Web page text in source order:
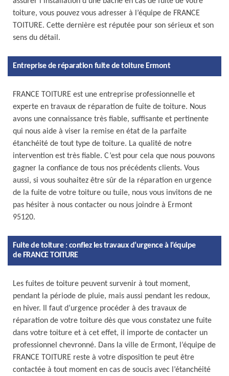
toiture, vous pouvez vous adresser à l’équipe de FRANCE
TOITURE. Cette dernière est réputée pour son sérieux et son
sens du détail.
Entreprise de réparation fuite de toiture Ermont
FRANCE TOITURE est une entreprise professionnelle et
experte en travaux de réparation de fuite de toiture. Nous
avons une connaissance très fiable, suffisante et pertinente
qui nous aide à viser la remise en état de la parfaite
étanchéité de tout type de toiture. La qualité de notre
intervention est très fiable. C’est pour cela que nous pouvons
gagner la confiance de tous nos précédents clients. Vous
aussi, si vous souhaitez être sûr de la réparation en urgence
de la fuite de votre toiture ou tuile, nous vous invitons de ne
pas hésiter à nous contacter ou nous joindre à Ermont
95120.
Fuite de toiture : confiez les travaux d’urgence à l’équipe
de FRANCE TOITURE
Les fuites de toiture peuvent survenir à tout moment,
pendant la période de pluie, mais aussi pendant les redoux,
en hiver. Il faut d’urgence procéder à des travaux de
réparation de votre toiture dès que vous constatez une fuite
dans votre toiture et à cet effet, il importe de contacter un
professionnel chevronné. Dans la ville de Ermont, l’équipe de
FRANCE TOITURE reste à votre disposition te peut être
contactée à tout moment en cas de soucis avec l’étanchéité